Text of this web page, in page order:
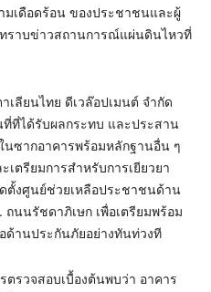
มเดือดร้อน ของประชาชนและผู้
ราบข่าวสถานการณ์แผ่นดินไหวที่
ลียนไทย ดีเวล๊อปเมนต์ จำกัด
ที่ได้รับผลกระทบ และประสาน
ซากอาคารพร้อมหลักฐานอื่น ๆ
ตรียมการสำหรับการเยียวยา
ตั้งศูนย์ช่วยเหลือประชาชนด้าน
นนรัชดาภิเษก เพื่อเตรียมพร้อม
ด้านประกันภัยอย่างทันท่วงที
ตรวจสอบเบื้องต้นพบว่า อาคาร